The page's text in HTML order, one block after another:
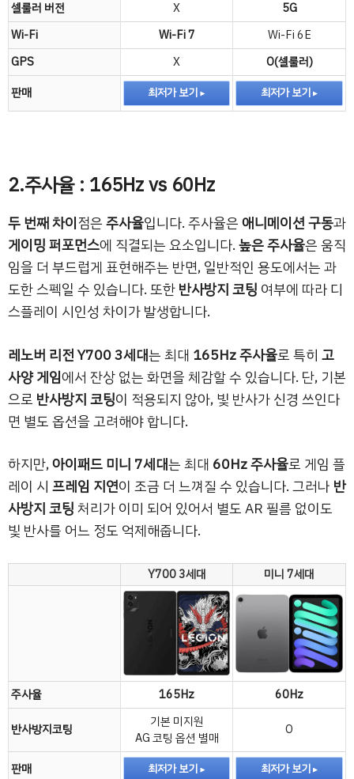
셀룰러 버전
X
5G
Wi-Fi
Wi-Fi 7
Wi-Fi 6E
GPS
X
O(셀룰러)
판매
최저가 보기 최저가 보기
2.주사율 : 165Hz vs 60Hz
두 번째 차이점은주사율입니다. 주사율은애니메이션 구동과
게이밍 퍼포먼스에 직결되는 요소입니다.높은 주사율은 움직
임을 더 부드럽게 표현해주는 반면, 일반적인 용도에서는 과
도한 스펙일 수 있습니다. 또한반사방지 코팅 여부에 따라 디
스플레이 시인성 차이가 발생합니다.
레노버 리전 Y700 3세대는 최대 165Hz 주사율로 특히 고
사양 게임에서 잔상 없는 화면을 체감할 수 있습니다. 단, 기본
으로 반사방지 코팅이 적용되지 않아, 빛 반사가 신경 쓰인다
면 별도 옵션을 고려해야 합니다.
하지만,아이패드 미니 7세대는 최대 60Hz 주사율로 게임 플
레이 시 프레임 지연이 조금 더 느껴질 수 있습니다. 그러나 반
사방지 코팅처리가 이미 되어 있어서 별도 AR 필름 없이도
빛 반사를 어느 정도 억제해줍니다.
Y700 3세대 미니 7세대
주사율 165Hz
60Hz
반사방지코팅
기본 미지원
AG 코팅 옵션 별매
O
판매 최저가 보기 최저가 보기